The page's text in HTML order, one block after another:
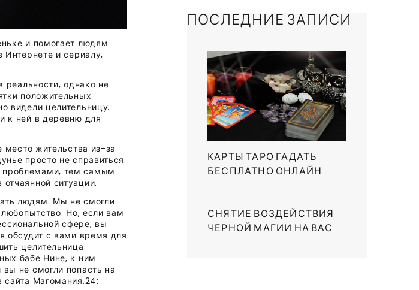
и помогает людям
Интернете и сериалу,
реальности, однако не
положительных
видели целительницу.
к ней в деревню для
место жительства из-за
просто не справиться.
проблемами, тем самым
ситуации.
людям. Мы не смогли
Но, если вам
сфере, вы
обсудит с вами время для
целительница.
бабе Нине, к ним
не смогли попасть на
сайта Магомания.24:
ПОСЛЕДНИЕ ЗАПИСИ
КАРТЫ ТАРО ГАДАТЬ
БЕСПЛАТНО ОНЛАЙН
СНЯТИЕ ВОЗДЕЙСТВИЯ
ЧЕРНОЙ МАГИИ НА ВАС